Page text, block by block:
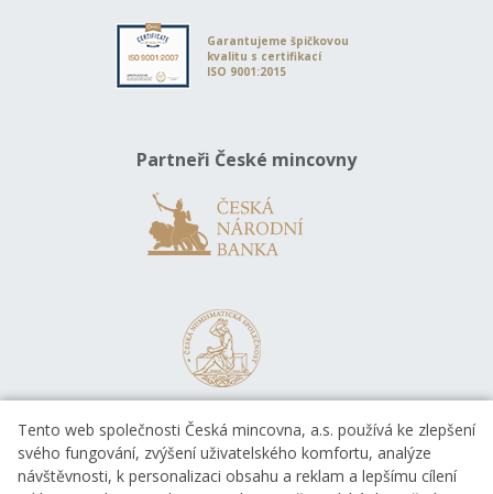
Garantujeme špičkovou
kvalitu s certifikací
ISO 9001:2015
Partneři České mincovny
Tento web společnosti Česká mincovna, a.s. používá ke zlepšení
svého fungování, zvýšení uživatelského komfortu, analýze
návštěvnosti, k personalizaci obsahu a reklam a lepšímu cílení